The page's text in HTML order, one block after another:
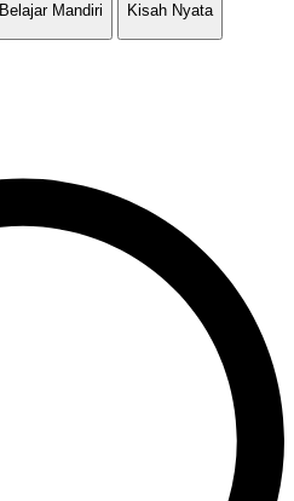
Belajar Mandiri Kisah Nyata